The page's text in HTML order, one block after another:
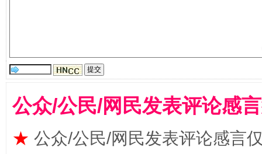
公众/公民/网民发表评论感
★ 公众/公民/网民发表评论感言